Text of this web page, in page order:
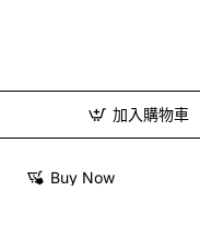
加入購物車
Buy Now